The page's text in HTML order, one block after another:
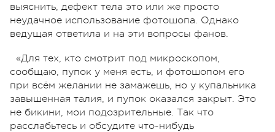
выяснить, дефект тела это или же просто
неудачное использование фотошопа. Однако
ведущая ответила и на эти вопросы фанов.
«Для тех, кто смотрит под микроскопом,
сообщаю, пупок у меня есть, и фотошопом его
при всём желании не замажешь, но у купальника
завышенная талия, и пупок оказался закрыт. Это
не бикини, мои подозрительные. Так что
расслабьтесь и обсудите что-нибудь